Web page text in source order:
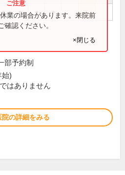
● ● ● ●
業の場合があります。来院前
確認ください。
×閉じる
部予約制
始)
はありません
院の詳細をみる